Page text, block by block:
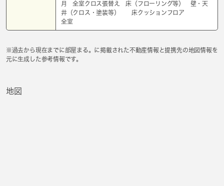
月 全室クロス張替え 床（フローリング等） 壁・天
井（クロス・塗装等） 床クッションフロア
全室
※過去から現在までに部屋まる。に掲載された不動産情報と提携先の地図情報を
元に生成した参考情報です。
地図